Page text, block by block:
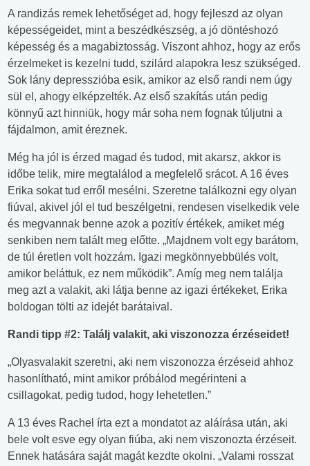
A randizás remek lehetőséget ad, hogy fejleszd az olyan
képességeidet, mint a beszédkészség, a jó döntéshozó
képesség és a magabiztosság. Viszont ahhoz, hogy az erős
érzelmeket is kezelni tudd, szilárd alapokra lesz szükséged.
Sok lány depresszióba esik, amikor az első randi nem úgy
sül el, ahogy elképzelték. Az első szakítás után pedig
könnyű azt hinniük, hogy már soha nem fognak túljutni a
fájdalmon, amit éreznek.
Még ha jól is érzed magad és tudod, mit akarsz, akkor is
időbe telik, mire megtalálod a megfelelő srácot. A 16 éves
Erika sokat tud erről mesélni. Szeretne találkozni egy olyan
fiúval, akivel jól el tud beszélgetni, rendesen viselkedik vele
és megvannak benne azok a pozitív értékek, amiket még
senkiben nem talált meg előtte. „Majdnem volt egy barátom,
de túl éretlen volt hozzám. Igazi megkönnyebbülés volt,
amikor beláttuk, ez nem működik”. Amíg meg nem találja
meg azt a valakit, aki látja benne az igazi értékeket, Erika
boldogan tölti az idejét barátaival.
Randi tipp #2: Találj valakit, aki viszonozza érzéseidet!
„Olyasvalakit szeretni, aki nem viszonozza érzéseid ahhoz
hasonlítható, mint amikor próbálod megérinteni a
csillagokat, pedig tudod, hogy lehetetlen.”
A 13 éves Rachel írta ezt a mondatot az aláírása után, aki
bele volt esve egy olyan fiúba, aki nem viszonozta érzéseit.
Ennek hatására saját magát kezdte okolni. „Valami rosszat